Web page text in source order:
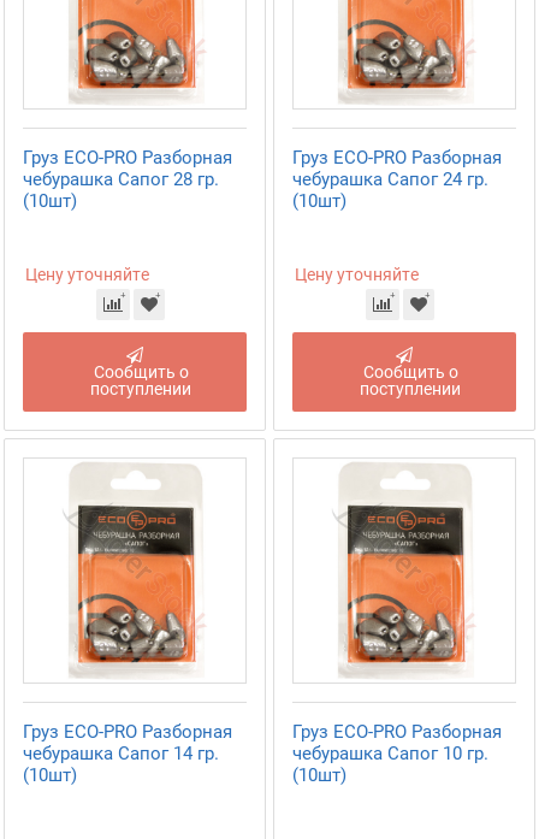
Груз ECO-PRO Разборная
чебурашка Сапог 28 гр.
(10шт)
Цену уточняйте
Сообщить о
поступлении
Груз ECO-PRO Разборная
чебурашка Сапог 24 гр.
(10шт)
Цену уточняйте
Сообщить о
поступлении
Груз ECO-PRO Разборная
чебурашка Сапог 14 гр.
(10шт)
Груз ECO-PRO Разборная
чебурашка Сапог 10 гр.
(10шт)